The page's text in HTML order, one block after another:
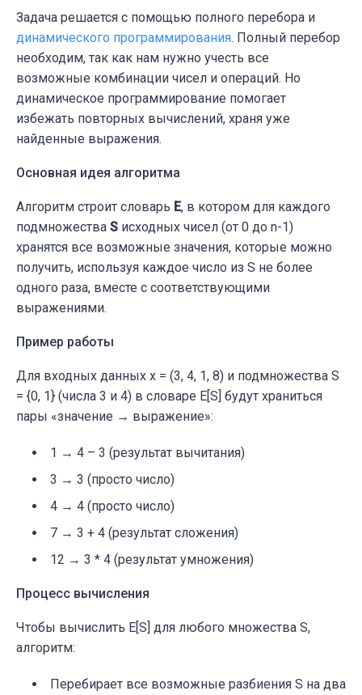
Задача решается с помощью полного перебора и
динамического программирования. Полный перебор
необходим, так как нам нужно учесть все
возможные комбинации чисел и операций. Но
динамическое программирование помогает
избежать повторных вычислений, храня уже
найденные выражения.
Основная идея алгоритма
Алгоритм строит словарь E, в котором для каждого
подмножества S исходных чисел (от 0 до n-1)
хранятся все возможные значения, которые можно
получить, используя каждое число из S не более
одного раза, вместе с соответствующими
выражениями.
Пример работы
Для входных данных x = (3, 4, 1, 8) и подмножества S
= {0, 1} (числа 3 и 4) в словаре E[S] будут храниться
пары «значение → выражение»:
1 → 4 – 3 (результат вычитания)
3 → 3 (просто число)
4 → 4 (просто число)
7 → 3 + 4 (результат сложения)
12 → 3 * 4 (результат умножения)
Процесс вычисления
Чтобы вычислить E[S] для любого множества S,
алгоритм:
Перебирает все возможные разбиения S на два